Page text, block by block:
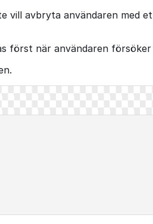
avbryta användaren med
först när användaren